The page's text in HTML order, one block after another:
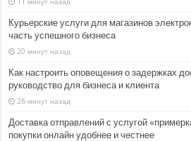
Курьерские услуги для магазинов
часть успешного бизнеса
20 минут назад
Как настроить оповещения о задержках
руководство для бизнеса и клиента
26 минут назад
Доставка отправлений с услугой
покупки онлайн удобнее и честнее